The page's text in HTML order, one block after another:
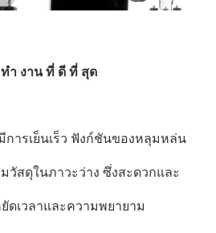
า งาน ที่ ดี ที่ สุด
การเย็นเร็ว ฟังก์ชันของหลุมหล่น
วัสดุในภาวะว่าง ซึ่งสะดวกและ
ยัดเวลาและความพยายาม